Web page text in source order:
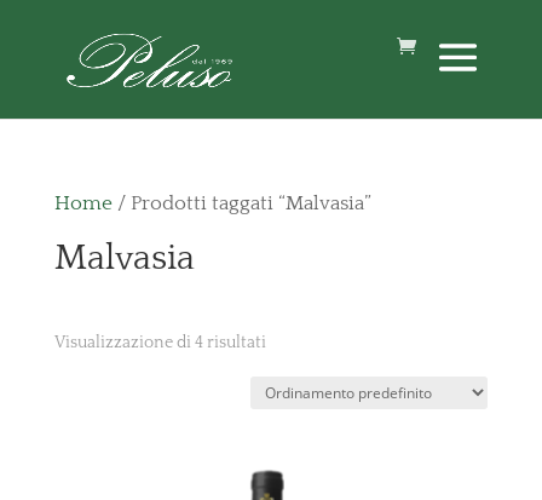
Home/ Prodotti taggati “Malvasia”
Malvasia
Visualizzazione di 4 risultati